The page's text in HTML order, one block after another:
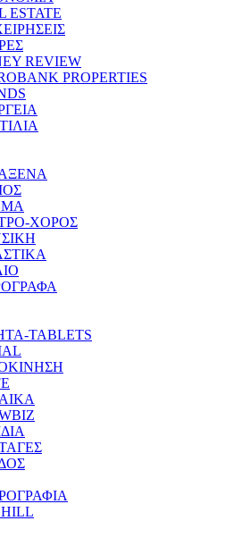
ESTATE
REVIEW
PROPERTIES
ΧΟΡΟΣ
TABLETS